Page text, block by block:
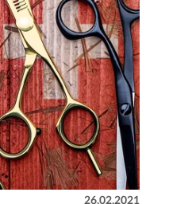
26.02.2021